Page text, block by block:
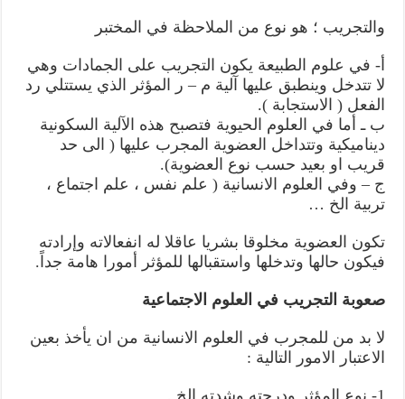
والتجريب ؛ هو نوع من الملاحظة في المختبر
أ- في علوم الطبيعة يكون التجريب على الجمادات وهي
لا تتدخل وينطبق عليها آلية م – ر المؤثر الذي يستتلي رد
الفعل ( الاستجابة ).
ب ـ أما في العلوم الحيوية فتصبح هذه الآلية السكونية
ديناميكية وتتداخل العضوية المجرب عليها ( الى حد
قريب او بعيد حسب نوع العضوية).
ج – وفي العلوم الانسانية ( علم نفس ، علم اجتماع ،
تربية الخ …
تكون العضوية مخلوقا بشريا عاقلا له انفعالاته وإرادته
فيكون حالها وتدخلها واستقبالها للمؤثر أمورا هامة جداً.
صعوبة التجريب في العلوم الاجتماعية
لا بد من للمجرب في العلوم الانسانية من ان يأخذ بعين
الاعتبار الامور التالية :